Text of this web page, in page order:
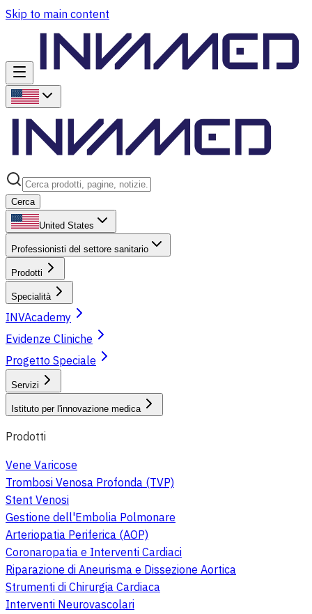
Skip to main content
Cerca
United States
Professionisti del settore sanitario
Prodotti
Specialità
INVAcademy
Evidenze Cliniche
Progetto Speciale
Servizi
Istituto per l'innovazione medica
Prodotti
Vene Varicose
Trombosi Venosa Profonda (TVP)
Stent Venosi
Gestione dell'Embolia Polmonare
Arteriopatia Periferica (AOP)
Coronaropatia e Interventi Cardiaci
Riparazione di Aneurisma e Dissezione Aortica
Strumenti di Chirurgia Cardiaca
Interventi Neurovascolari